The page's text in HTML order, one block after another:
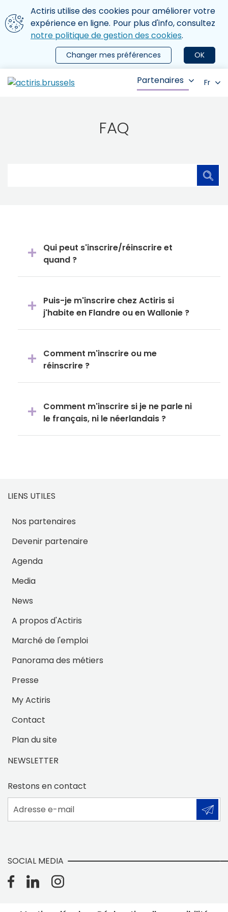
Aller au contenu principal
Nous utilisons des cookies
Actiris utilise des cookies pour améliorer votre
expérience en ligne. Pour plus d'info, consultez
notre politique de gestion des cookies.
OK
Changer mes préférences
le menu
Partenaires Fr
FAQ
Qui peut s'inscrire/réinscrire et
quand ?
Puis-je m'inscrire chez Actiris si
j'habite en Flandre ou en Wallonie ?
Comment m'inscrire ou me
réinscrire ?
Comment m'inscrire si je ne parle ni
le français, ni le néerlandais ?
LIENS UTILES
Nos partenaires
Devenir partenaire
Agenda
Media
News
A propos d'Actiris
Marché de l'emploi
Panorama des métiers
Presse
My Actiris
Contact
Plan du site
NEWSLETTER
Restons en contact
Adresse e-mail
SOCIAL MEDIA